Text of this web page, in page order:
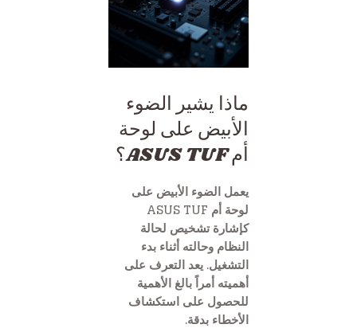
ماذا يشير الضوء
الأبيض على لوحة
أم ASUS TUF؟
يعمل الضوء الأبيض على
لوحة أم ASUS TUF
كإشارة تشخيص لحالة
النظام وحالته أثناء بدء
التشغيل. يعد التعرف على
أهميته أمراً بالغ الأهمية
للحصول على استكشاف
الأخطاء بدقة.